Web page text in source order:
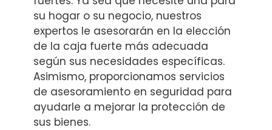
su hogar o su negocio, nuestros
expertos le asesorarán en la elección
de la caja fuerte más adecuada
según sus necesidades específicas.
Asimismo, proporcionamos servicios
de asesoramiento en seguridad para
ayudarle a mejorar la protección de
sus bienes.